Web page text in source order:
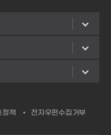
정책 전자우편수집거부